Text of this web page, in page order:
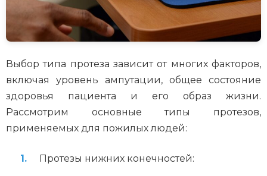
Выбор типа протеза зависит от многих факторов,
включая уровень ампутации, общее состояние
здоровья пациента и его образ жизни.
Рассмотрим основные типы протезов,
применяемых для пожилых людей:
Протезы нижних конечностей: